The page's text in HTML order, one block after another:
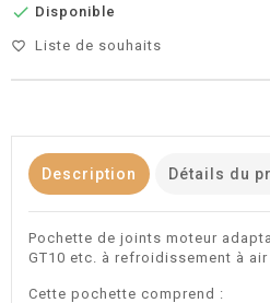
 Disponible
favorite_border Liste de souhaits
Description Détails du
Pochette de joints moteur
GT10 etc. à refroidissement à air
Cette pochette comprend :